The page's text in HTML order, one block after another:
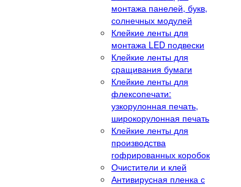
монтажа панелей, букв,
солнечных модулей
Клейкие ленты для
монтажа LED подвески
Клейкие ленты для
сращивания бумаги
Клейкие ленты для
флексопечати:
узкорулонная печать,
широкорулонная печать
Клейкие ленты для
производства
гофрированных коробок
Очистители и клей
Антивирусная пленка с